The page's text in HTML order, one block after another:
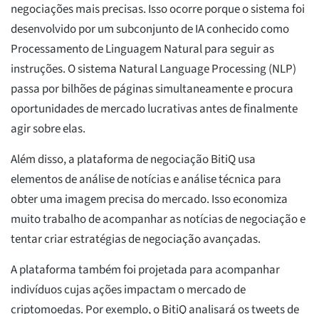
negociações mais precisas. Isso ocorre porque o sistema foi
desenvolvido por um subconjunto de IA conhecido como
Processamento de Linguagem Natural para seguir as
instruções. O sistema Natural Language Processing (NLP)
passa por bilhões de páginas simultaneamente e procura
oportunidades de mercado lucrativas antes de finalmente
agir sobre elas.
Além disso, a plataforma de negociação BitiQ usa
elementos de análise de notícias e análise técnica para
obter uma imagem precisa do mercado. Isso economiza
muito trabalho de acompanhar as notícias de negociação e
tentar criar estratégias de negociação avançadas.
A plataforma também foi projetada para acompanhar
indivíduos cujas ações impactam o mercado de
criptomoedas. Por exemplo, o BitiQ analisará os tweets de